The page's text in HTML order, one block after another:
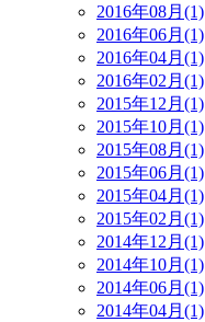
2016年08月(1)
2016年06月(1)
2016年04月(1)
2016年02月(1)
2015年12月(1)
2015年10月(1)
2015年08月(1)
2015年06月(1)
2015年04月(1)
2015年02月(1)
2014年12月(1)
2014年10月(1)
2014年06月(1)
2014年04月(1)